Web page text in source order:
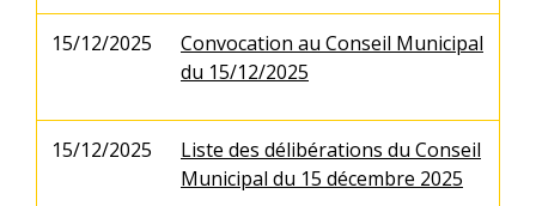
15/12/2025
Convocation au Conseil Municipal
du 15/12/2025
15/12/2025
Liste des délibérations du Conseil
Municipal du 15 décembre 2025